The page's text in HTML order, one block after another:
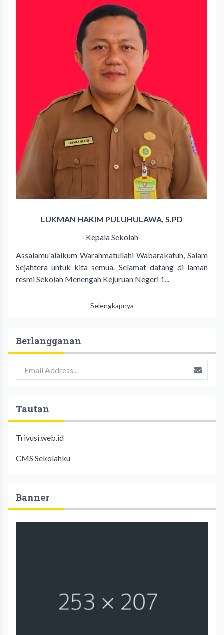
LUKMAN HAKIM PULUHULAWA, S.PD
- Kepala Sekolah -
Assalamu'alaikum Warahmatullahi Wabarakatuh, Salam
Sejahtera untuk kita semua. Selamat datang di laman
resmi Sekolah Menengah Kejuruan Negeri 1...
Selengkapnya
Berlangganan
Tautan
Trivusi.web.id
CMS Sekolahku
Banner